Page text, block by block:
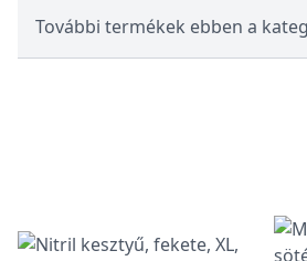
További termékek ebben a